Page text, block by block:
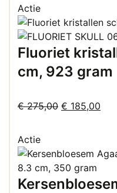
Actie
Fluoriet
cm, 923 gram
€275,00
€ 275,00.
€ 185,00
€
Actie